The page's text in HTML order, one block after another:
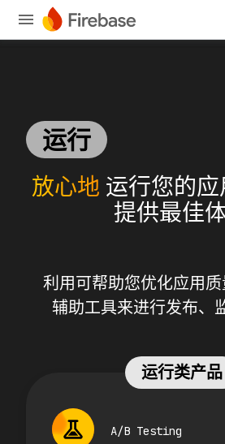
运行
放心地 运行您的
提供最佳
利用可帮助您优化应用
辅助工具来进行发布、
运行类产品
A/B Testing